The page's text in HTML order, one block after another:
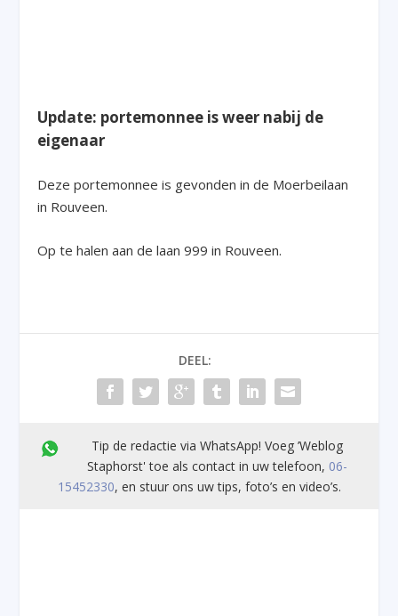
Update: portemonnee is weer nabij de
eigenaar
Deze portemonnee is gevonden in de Moerbeilaan
in Rouveen.
Op te halen aan de laan 999 in Rouveen.
DEEL:
Tip de redactie via WhatsApp! Voeg ’Weblog
Staphorst' toe als contact in uw telefoon, 06-
15452330, en stuur ons uw tips, foto’s en video’s.